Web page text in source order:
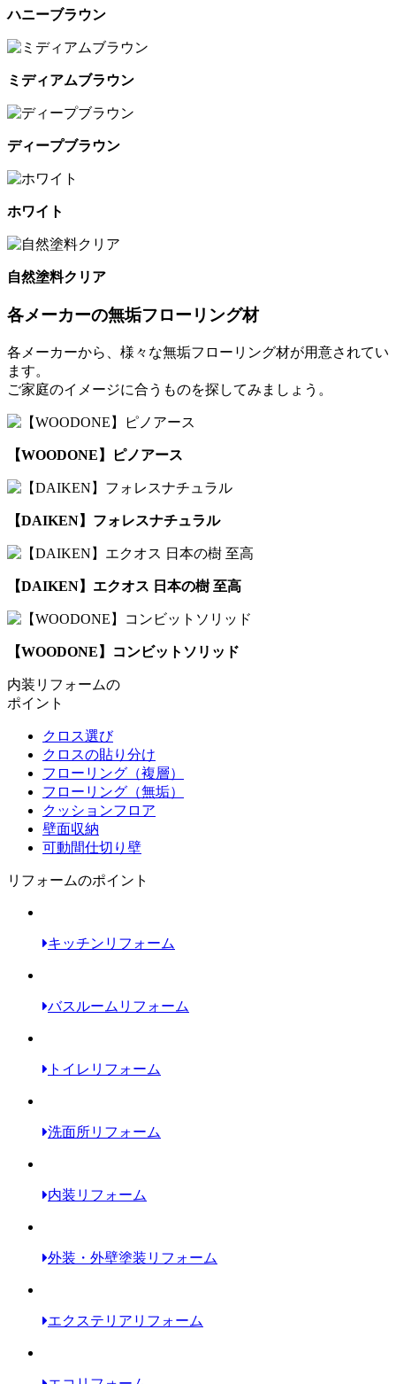
ハニーブラウン
ミディアムブラウン
ディープブラウン
ホワイト
自然塗料クリア
各メーカーの無垢フローリング材
各メーカーから、様々な無垢フローリング材が用意されてい
ます。
ご家庭のイメージに合うものを探してみましょう。
【WOODONE】ピノアース
【DAIKEN】フォレスナチュラル
【DAIKEN】エクオス 日本の樹 至高
【WOODONE】コンビットソリッド
内装リフォームの
ポイント
クロス選び
クロスの貼り分け
フローリング（複層）
フローリング（無垢）
クッションフロア
壁面収納
可動間仕切り壁
リフォームのポイント
キッチンリフォーム
バスルームリフォーム
トイレリフォーム
洗面所リフォーム
内装リフォーム
外装・外壁塗装リフォーム
エクステリアリフォーム